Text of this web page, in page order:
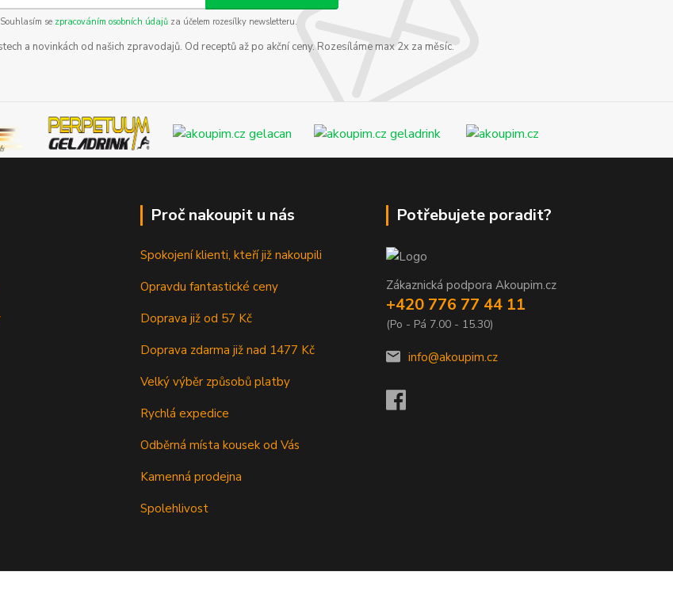
Souhlasím se zpracováním osobních údajů za účelem rozesílky newsletteru.
a novinkách od našich zpravodajů. Od receptů až po akční ceny. Rozesíláme max 2x za měsíc.
Proč nakoupit u nás
Spokojení klienti, kteří již nakoupili
Opravdu fantastické ceny
Doprava již od 57 Kč
Doprava zdarma již nad 1477 Kč
Velký výběr způsobů platby
Rychlá expedice
Odběrná místa kousek od Vás
Kamenná prodejna
Spolehlivost
Potřebujete poradit?
Zákaznická podpora Akoupim.cz
+420 776 77 44 11
(Po - Pá 7.00 - 15.30)
info@akoupim.cz